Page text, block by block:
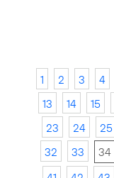
1 2 3 4
13
14 15
23
24 25
32
33 34